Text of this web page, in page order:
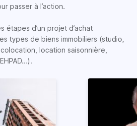
passer à l’action.
étapes d’un projet d’achat
types de biens immobiliers (studio,
location saisonnière,